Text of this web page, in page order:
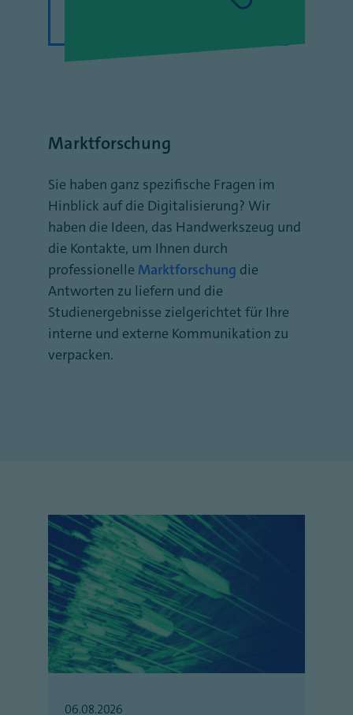
Marktforschung
Sie haben ganz spezifische Fragen im
Hinblick auf die Digitalisierung? Wir
haben die Ideen, das Handwerkszeug und
die Kontakte, um Ihnen durch
professionelle Marktforschung die
Antworten zu liefern und die
Studienergebnisse zielgerichtet für Ihre
interne und externe Kommunikation zu
verpacken.
06.08.2026